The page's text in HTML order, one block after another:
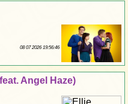
08 07 2026 19:56:46
Angel Haze)